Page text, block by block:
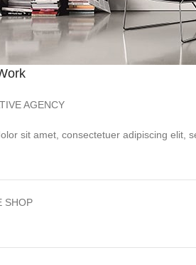
AGENCY
sit amet, consectetuer adipiscing elit,
SHOP